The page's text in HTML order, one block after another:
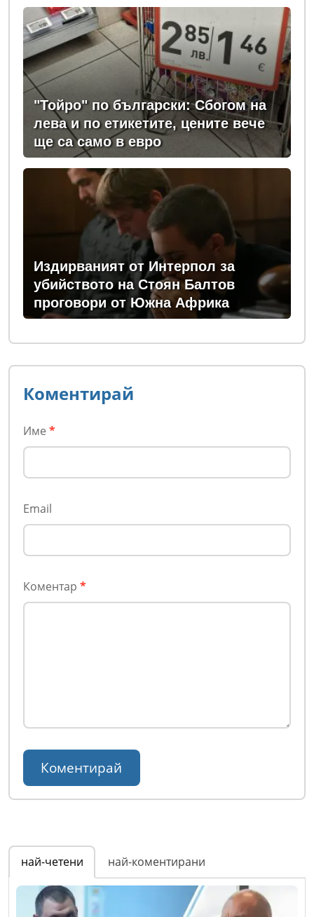
"Тойро" по български: Сбогом на
лева и по етикетите, цените вече
ще са само в евро
Издирваният от Интерпол за
убийството на Стоян Балтов
проговори от Южна Африка
Коментирай
Име *
Email
Коментар *
най-четени най-коментирани